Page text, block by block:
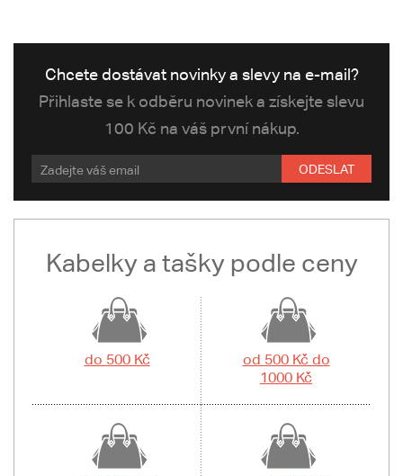
Chcete dostávat novinky a slevy na e-mail?
Přihlaste se k odběru novinek a získejte slevu
100 Kč na váš první nákup.
ODESLAT
Kabelky a tašky podle ceny
do 500 Kč
od 500 Kč do
1000 Kč